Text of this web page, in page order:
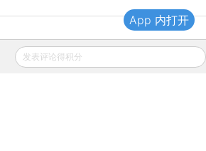
财新移动
发表评论得积分
App 内打开